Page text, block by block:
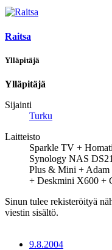
Raitsa
Ylläpitäjä
Ylläpitäjä
Sijainti
Turku
Laitteisto
Sparkle TV +
Synology NAS
Plus & Mini +
+ Deskmini X600 +
Sinun tulee rekisteröityä
viestin sisältö.
9.8.2004